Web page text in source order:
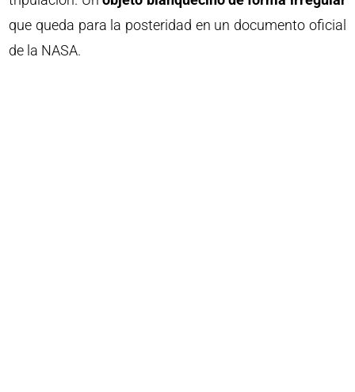
que queda para la posteridad en un documento oficial
de la NASA.